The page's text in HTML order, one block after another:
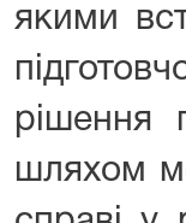
якими
рішення
шляхом